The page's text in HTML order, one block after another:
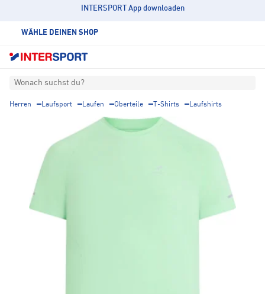
INTERSPORT App downloaden
WÄHLE DEINEN SHOP
Wonach suchst du?
Herren Laufsport Laufen Oberteile T-Shirts Laufshirts